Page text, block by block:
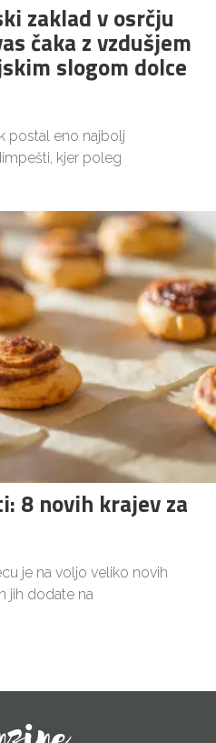
zaklad v osrčju
čaka z vzdušjem
slogom dolce
postal eno najbolj
kjer poleg
8 novih krajev za
je na voljo veliko novih
jih dodate na